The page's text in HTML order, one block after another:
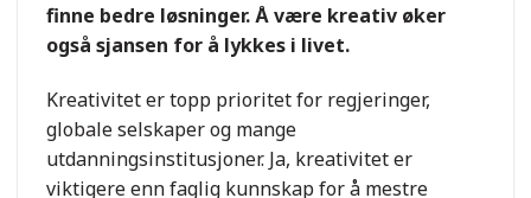
finne bedre løsninger. Å være kreativ øker
også sjansen for å lykkes i livet.
Kreativitet er topp prioritet for regjeringer,
globale selskaper og mange
utdanningsinstitusjoner. Ja, kreativitet er
viktigere enn faglig kunnskap for å mestre